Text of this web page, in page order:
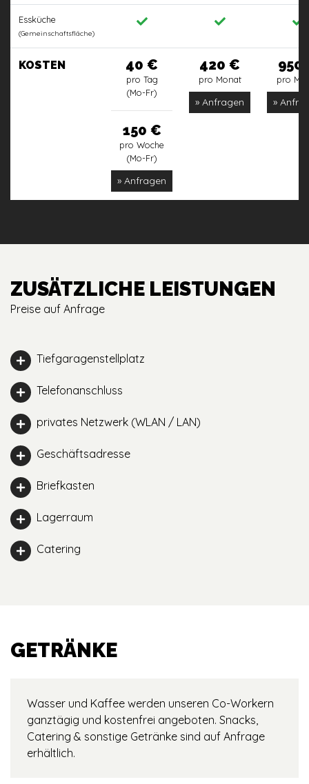
Essküche
(Gemeinschaftsfläche)
KOSTEN 40 €
pro Tag
(Mo-Fr)
150 €
pro Woche
(Mo-Fr)
» Anfragen
420 €
pro Monat
» Anfragen
950
pro
»
ZUSÄTZLICHE LEISTUNGEN
Preise auf Anfrage
Tiefgaragenstellplatz
Telefonanschluss
privates Netzwerk (WLAN / LAN)
Geschäftsadresse
Briefkasten
Lagerraum
Catering
GETRÄNKE
Wasser und Kaffee werden unseren Co-Workern
ganztägig und kostenfrei angeboten. Snacks,
Catering & sonstige Getränke sind auf Anfrage
erhältlich.